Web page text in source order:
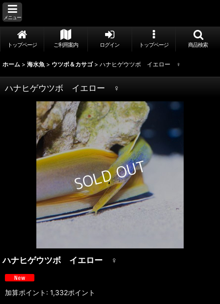
メニュー
トップページ ご利用案内 ログイン トップページ 商品検索
ホーム > 海水魚 > ウツボ＆カサゴ > ハナヒゲウツボ イエロー ♀
ハナヒゲウツボ イエロー ♀
ハナヒゲウツボ イエロー ♀
加算ポイント: 1,332ポイント